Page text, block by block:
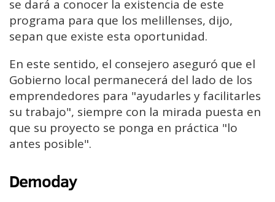
se dará a conocer la existencia de este
programa para que los melillenses, dijo,
sepan que existe esta oportunidad.
En este sentido, el consejero aseguró que el
Gobierno local permanecerá del lado de los
emprendedores para "ayudarles y facilitarles
su trabajo", siempre con la mirada puesta en
que su proyecto se ponga en práctica "lo
antes posible".
Demoday